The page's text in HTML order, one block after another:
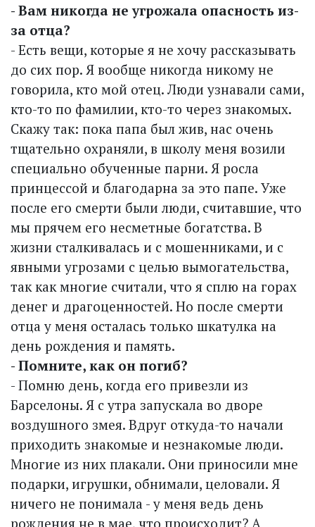
- Вам никогда не угрожала опасность из-
за отца?
- Есть вещи, которые я не хочу рассказывать
до сих пор. Я вообще никогда никому не
говорила, кто мой отец. Люди узнавали сами,
кто-то по фамилии, кто-то через знакомых.
Скажу так: пока папа был жив, нас очень
тщательно охраняли, в школу меня возили
специально обученные парни. Я росла
принцессой и благодарна за это папе. Уже
после его смерти были люди, считавшие, что
мы прячем его несметные богатства. В
жизни сталкивалась и с мошенниками, и с
явными угрозами с целью вымогательства,
так как многие считали, что я сплю на горах
денег и драгоценностей. Но после смерти
отца у меня осталась только шкатулка на
день рождения и память.
- Помните, как он погиб?
- Помню день, когда его привезли из
Барселоны. Я с утра запускала во дворе
воздушного змея. Вдруг откуда-то начали
приходить знакомые и незнакомые люди.
Многие из них плакали. Они приносили мне
подарки, игрушки, обнимали, целовали. Я
ничего не понимала - у меня ведь день
рождения не в мае, что происходит? А